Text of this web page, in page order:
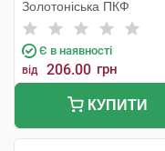
Золотоніська ПКФ
Є в наявності
від 206.00 грн
КУПИТИ